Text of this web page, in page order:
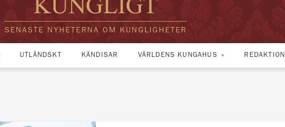
SENASTE NYHETERNA OM KUNGLIGHETER
UTLÄNDSKT KÄNDISAR VÄRLDENS KUNGAHUS REDAKTION